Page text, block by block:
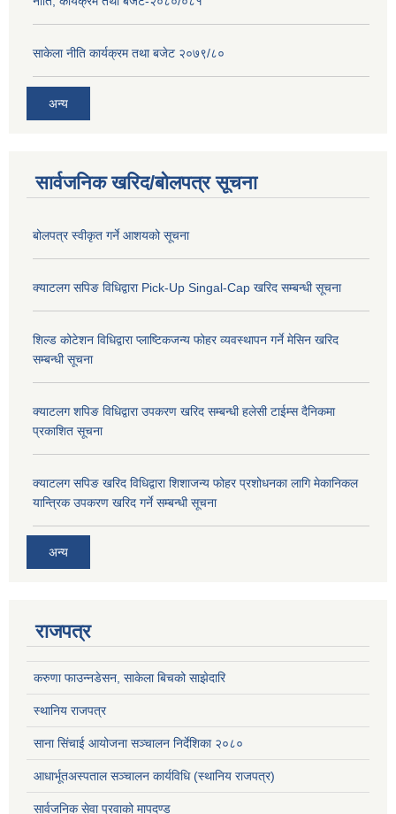
साकेला नीति कार्यक्रम तथा बजेट २०७९/८०
अन्य
सार्वजनिक खरिद/बोलपत्र सूचना
बोलपत्र स्वीकृत गर्ने आशयको सूचना
क्याटलग सपिङ विधिद्वारा Pick-Up Singal-Cap खरिद सम्बन्धी सूचना
शिल्ड कोटेशन विधिद्वारा प्लाष्टिकजन्य फोहर व्यवस्थापन गर्ने मेसिन खरिद
सम्बन्धी सूचना
क्याटलग शपिङ विधिद्वारा उपकरण खरिद सम्बन्धी हलेसी टाईम्स दैनिकमा
प्रकाशित सूचना
क्याटलग सपिङ खरिद विधिद्वारा शिशाजन्य फोहर प्रशोधनका लागि मेकानिकल
यान्त्रिक उपकरण खरिद गर्ने सम्बन्धी सूचना
अन्य
राजपत्र
करुणा फाउन्नडेसन, साकेला बिचको साझेदारि
स्थानिय राजपत्र
साना सिंचाई आयोजना सञ्चालन निर्देशिका २०८०
आधार्भूतअस्पताल सञ्चालन कार्यविधि (स्थानिय राजपत्र)
सार्वजनिक सेवा प्रवाको मापदण्ड